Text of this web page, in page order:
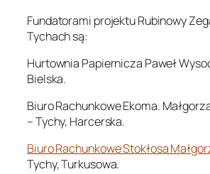
Fundatorami projektu Rubinowy
Tychach są:
Hurtownia Papiernicza Paweł
Bielska.
Biuro Rachunkowe Ekoma.
– Tychy, Harcerska.
Biuro Rachunkowe Stokłosa
Tychy, Turkusowa.